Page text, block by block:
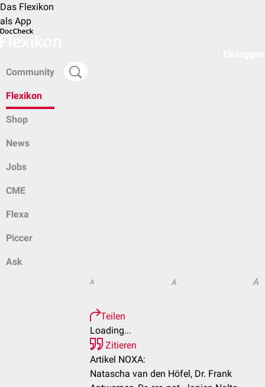
Das Flexikon
als App
Community
Flexikon
Shop
News
Jobs
CME
Flexa
Piccer
Ask
A A A
Teilen
Loading...
Zitieren
Artikel NOXA:
Natascha van den Höfel, Dr. Frank